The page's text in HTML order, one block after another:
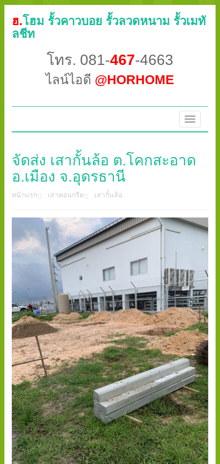
ฮ.โฮม รั้วคาวบอย รั้วลวดหนาม รั้วเมทั
ลชีท
โทร. 081-467-4663
ไลน์ไอดี @HORHOME
Toggle
จัดส่ง เสากั้นล้อ ต.โคกสะอาด
อ.เมือง จ.อุดรธานี
หน้าแรก เสาคอนกรีต เสากั้นล้อ